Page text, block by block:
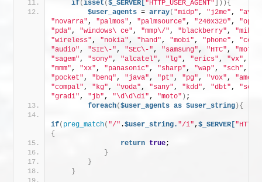
if(isset ($_SERVER["HTTP_USER_AGENT"])){
$user_agents = array( "midp" , "j2me" ,
"novarra" , "palmos" , "palmsource" , "240x320" ,
"pda" , "windows\ ce" , "mmp\/" , "blackberry" , "mib\/
"wireless" , "nokia" , "hand" , "mobi" , "phone" , "cdm"
"audio" , "SIE\-" , "SEC\-" , "samsung" , "HTC" , "mot\-
"sagem" , "sony" , "alcatel" , "lg" , "erics" , "vx" ,
"mmm" , "xx" , "panasonic" , "sharp" , "wap" , "sch" ,
"pocket" , "benq" , "java" , "pt" , "pg" , "vox" , "amoi"
"compal" , "kg" , "voda" , "sany" , "kdd" , "dbt" ,
"gradi" , "jb" , "\d\d\di" , "moto" ) ;
foreach($user_agents as $user_string){
if( preg_match( "/" .$user_string. "/i" , $_SERVER[
{
return true;
}
}
}